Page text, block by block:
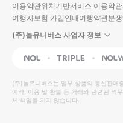
입니
다.
높
은
순
동
영
상
순
상
이용약관위치기반서비스 이용약관
여행자보험 가입안내여행약관분
(주)놀유니버스 사업자 정보
NOL Triple
(주)놀유니버스는 일부 상품의 통신판매
예약, 이용 및 환불 등 거래와 관련된 의
체 책임을 지지 않습니다.